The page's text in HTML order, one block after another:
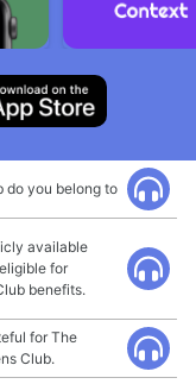
do you belong to
available
for
benefits.
for The
Club.